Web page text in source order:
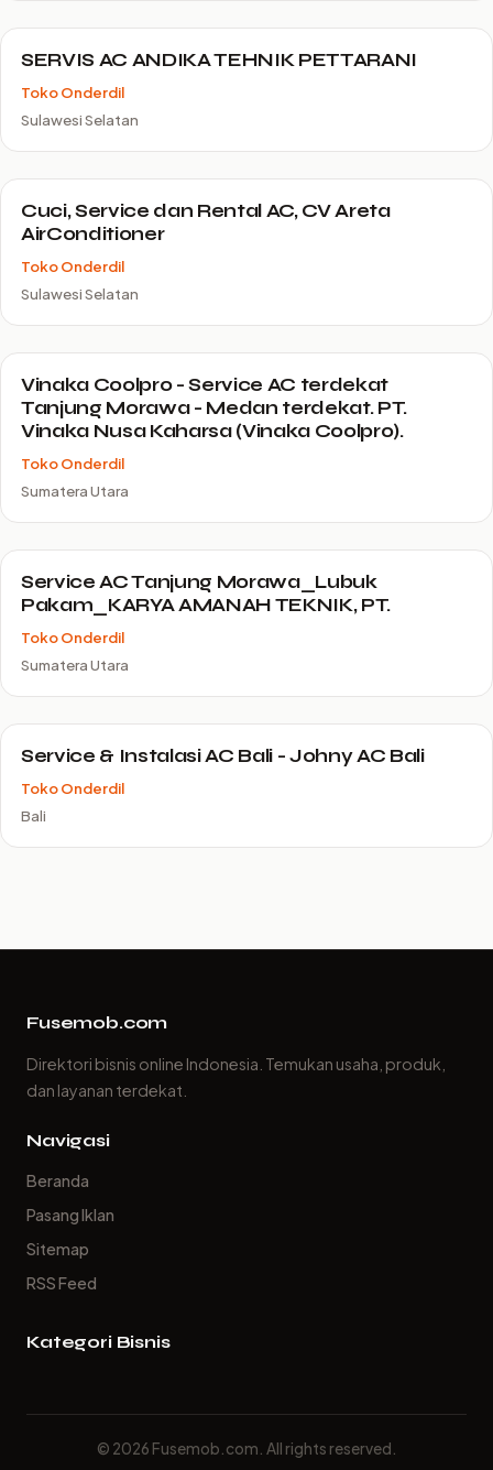
SERVIS AC ANDIKA TEHNIK PETTARANI
Toko Onderdil
Sulawesi Selatan
Cuci, Service dan Rental AC, CV Areta
AirConditioner
Toko Onderdil
Sulawesi Selatan
Vinaka Coolpro - Service AC terdekat
Tanjung Morawa - Medan terdekat. PT.
Vinaka Nusa Kaharsa (Vinaka Coolpro).
Toko Onderdil
Sumatera Utara
Service AC Tanjung Morawa_Lubuk
Pakam_KARYA AMANAH TEKNIK, PT.
Toko Onderdil
Sumatera Utara
Service & Instalasi AC Bali - Johny AC Bali
Toko Onderdil
Bali
Fusemob.com
Direktori bisnis online Indonesia. Temukan usaha, produk,
dan layanan terdekat.
Navigasi
Beranda
Pasang Iklan
Sitemap
RSS Feed
Kategori Bisnis
© 2026 Fusemob.com. All rights reserved.